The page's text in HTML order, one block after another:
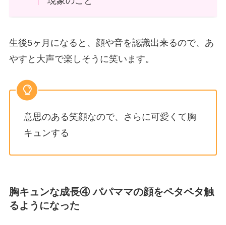
生後5ヶ月になると、顔や音を認識出来るので、あ
やすと大声で楽しそうに笑います。
意思のある笑顔なので、さらに可愛くて胸
キュンする
胸キュンな成長④ パパママの顔をペタペタ触
るようになった